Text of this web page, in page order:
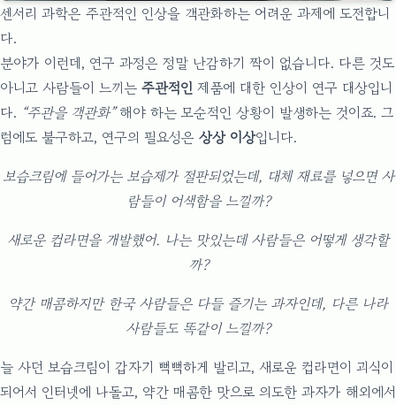
센서리 과학은 주관적인 인상을 객관화하는 어려운 과제에 도전합니
다.
분야가 이런데, 연구 과정은 정말 난감하기 짝이 없습니다. 다른 것도
아니고 사람들이 느끼는 주관적인 제품에 대한 인상이 연구 대상입니
다. “주관을 객관화”해야 하는 모순적인 상황이 발생하는 것이죠. 그
럼에도 불구하고, 연구의 필요성은 상상 이상입니다.
보습크림에 들어가는 보습제가 절판되었는데, 대체 재료를 넣으면 사
람들이 어색함을 느낄까?
새로운 컵라면을 개발했어. 나는 맛있는데 사람들은 어떻게 생각할
까?
약간 매콤하지만 한국 사람들은 다들 즐기는 과자인데, 다른 나라
사람들도 똑같이 느낄까?
늘 사던 보습크림이 갑자기 뻑뻑하게 발리고, 새로운 컵라면이 괴식이
되어서 인터넷에 나돌고, 약간 매콤한 맛으로 의도한 과자가 해외에서